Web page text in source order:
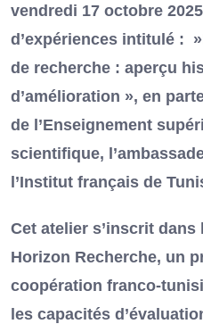
vendredi 17 octobre
d’expériences intitulé :
de recherche : aperçu
d’amélioration », en
de l’Enseignement
scientifique,
l’Institut français de
Cet atelier s’inscrit
Horizon Recherche, un
coopération franco-
les capacités